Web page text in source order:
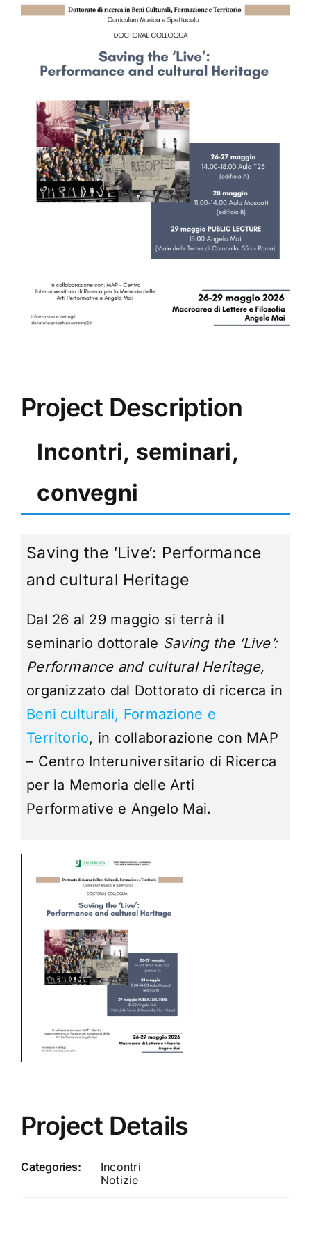
Image
Project Description
Incontri, seminari,
convegni
Saving the ‘Live’: Performance
and cultural Heritage
Dal 26 al 29 maggio si terrà il
seminario dottorale Saving the ‘Live’:
Performance and cultural Heritage,
organizzato dal Dottorato di ricerca in
Beni culturali, Formazione e
Territorio, in collaborazione con MAP
– Centro Interuniversitario di Ricerca
per la Memoria delle Arti
Performative e Angelo Mai.
Project Details
Categories:
Incontri
Notizie